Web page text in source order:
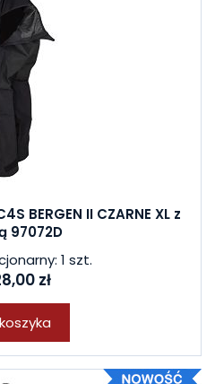
BERGEN II CZARNE XL z
97072D
1 szt.
zł